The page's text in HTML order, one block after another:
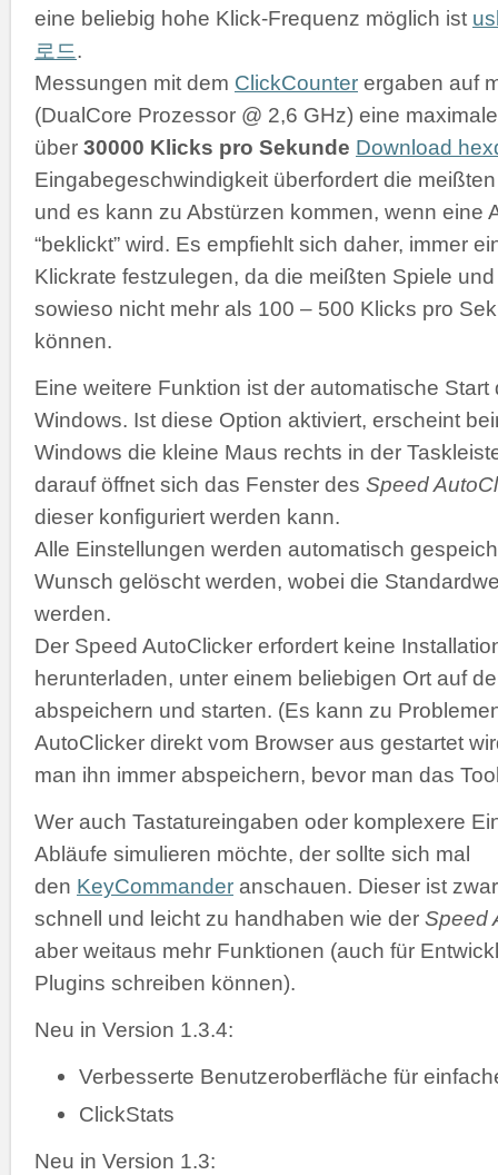
eine beliebig hohe Klick-Frequenz möglich ist
로드.
Messungen mit dem ClickCounter ergaben auf
(DualCore Prozessor @ 2,6 GHz) eine
über 30000 Klicks pro Sekunde Download
Eingabegeschwindigkeit überfordert die
und es kann zu Abstürzen kommen, wenn eine
“beklickt” wird. Es empfiehlt sich daher, immer
Klickrate festzulegen, da die meißten Spiele
sowieso nicht mehr als 100 – 500 Klicks pro
können.
Eine weitere Funktion ist der automatische Start
Windows. Ist diese Option aktiviert, erscheint
Windows die kleine Maus rechts in der
darauf öffnet sich das Fenster des Speed
dieser konfiguriert werden kann.
Alle Einstellungen werden automatisch
Wunsch gelöscht werden, wobei die
werden.
Der Speed AutoClicker erfordert keine
herunterladen, unter einem beliebigen Ort auf
abspeichern und starten. (Es kann zu
AutoClicker direkt vom Browser aus gestartet
man ihn immer abspeichern, bevor man das
Wer auch Tastatureingaben oder komplexere
Abläufe simulieren möchte, der sollte sich mal
den KeyCommander anschauen. Dieser ist
schnell und leicht zu handhaben wie der Speed
aber weitaus mehr Funktionen (auch für
Plugins schreiben können).
Neu in Version 1.3.4:
Verbesserte Benutzeroberfläche für
ClickStats
Neu in Version 1.3: